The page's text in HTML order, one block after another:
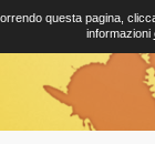
questa pagina,
informazioni